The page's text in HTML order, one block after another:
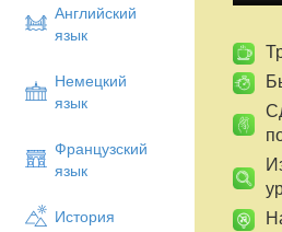
Английский
язык
Немецкий
язык
Французский
язык
История